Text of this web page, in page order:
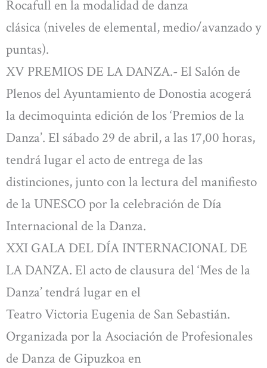
Rocafull en la modalidad de danza
clásica (niveles de elemental, medio/avanzado y
puntas).
XV PREMIOS DE LA DANZA.- El Salón de
Plenos del Ayuntamiento de Donostia acogerá
la decimoquinta edición de los ‘Premios de la
Danza’. El sábado 29 de abril, a las 17,00 horas,
tendrá lugar el acto de entrega de las
distinciones, junto con la lectura del manifiesto
de la UNESCO por la celebración de Día
Internacional de la Danza.
XXI GALA DEL DÍA INTERNACIONAL DE
LA DANZA. El acto de clausura del ‘Mes de la
Danza’ tendrá lugar en el
Teatro Victoria Eugenia de San Sebastián.
Organizada por la Asociación de Profesionales
de Danza de Gipuzkoa en